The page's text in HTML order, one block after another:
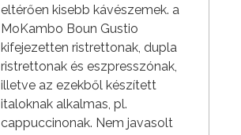
eltérően kisebb kávészemek. a
MoKambo Boun Gustio
kifejezetten ristrettonak, dupla
ristrettonak és eszpresszónak,
illetve az ezekből készített
italoknak alkalmas, pl.
cappuccinonak. Nem javasolt